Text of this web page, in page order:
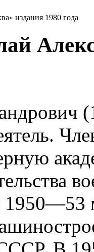
издания 1980 года